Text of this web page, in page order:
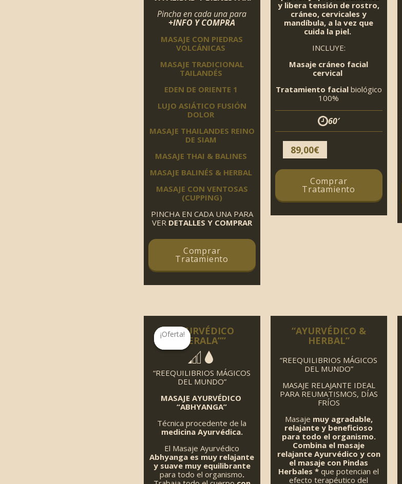
Pincha en cada una para
+INFO Y COMPRA
MASAJE CON PIEDRAS
VOLCÁNICAS
MASAJE TRADICIONAL
TAILANDÉS
EDEN DE ORIENTE 1
LUJO ASIÁTICO FUSIÓN
DOLOR
MASAJE THAILANDES REINO
DE SIAM
MASAJE THAI & BALINES
MASAJE BALINÉS & HERBAL
MASAJE CON VENTOSAS
(CUPPING)
PINCHA EN CADA UNA PARA
VER DETALLES Y COMPRAR
Comprar
Tratamiento
y libera tensión de rostro,
cráneo, cervicales y
mandíbula, a la vez que
cuida la piel.
INCLUYE:
Masaje cráneo facial
cervical
Tratamiento facial biológico
100%
60′
89,00€
Comprar
Tratamiento
¡Oferta!
“AYURVÉDICO
“KERALA””
“REEQUILIBRIOS MÁGICOS
DEL MUNDO”
MASAJE AYURVÉDICO
“ABHYANGA”
Técnica procedente de la
medicina Ayurvédica.
El Masaje Ayurvédico
Abhyanga es muy relajante
y suave muy equilibrante
para todo el organismo.
¡Oferta! “AYURVÉDICO &
HERBAL”
“REEQUILIBRIOS MÁGICOS
DEL MUNDO”
MASAJE RELAJANTE IDEAL
PARA REUMATISMOS, DÍAS
FRÍOS
Masaje muy agradable,
relajante y beneficioso
para todo el organismo.
Combina el masaje
relajante Ayurvédico y con
el masaje con Pindas
Herbales * que potencian el
efecto terapéutico del